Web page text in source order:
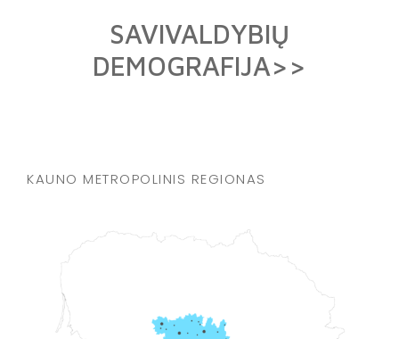
SAVIVALDYBIŲ
DEMOGRAFIJA>>
KAUNO METROPOLINIS REGIONAS